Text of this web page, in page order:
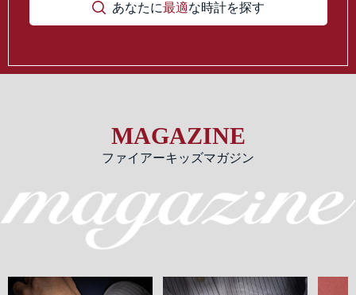
あなたに最適な時計を探す
MAGAZINE
ファイアーキッズマガジン